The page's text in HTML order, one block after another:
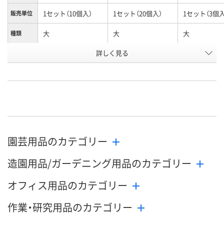
販売単位 1セット（10個入） 1セット（20個入） 1セット（3個
種類 大 大 大
X192026 X191727
カゴへ
詳しく見る
園芸用品のカテゴリー
造園用品/ガーデニング用品のカテゴリー
オフィス用品のカテゴリー
作業・研究用品のカテゴリー